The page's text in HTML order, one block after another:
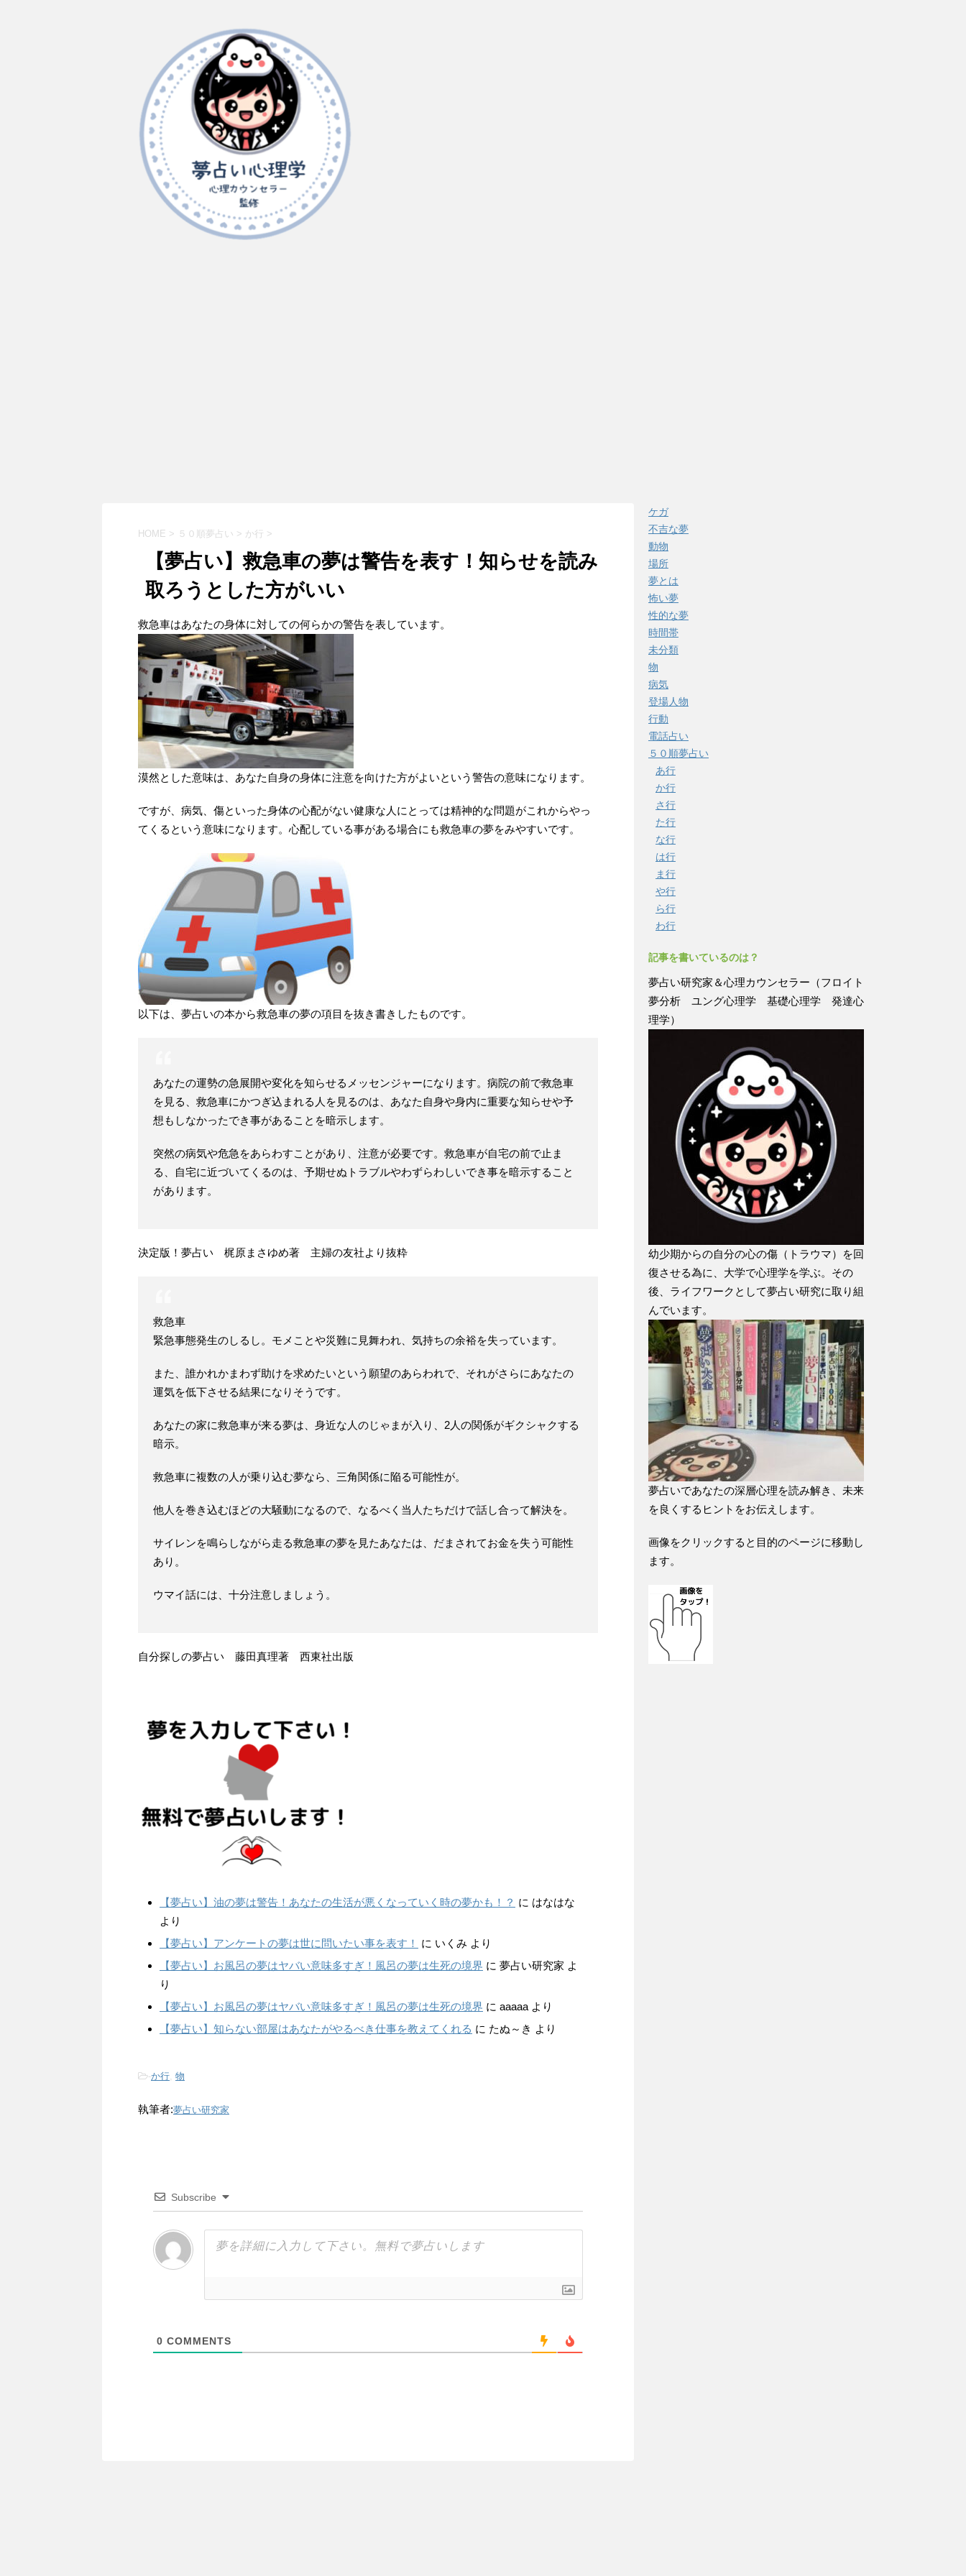
HOME > ５０順夢占い > か行 >
【夢占い】救急車の夢は警告を表す！知らせを読み
取ろうとした方がいい
救急車はあなたの身体に対しての何らかの警告を表しています。
漠然とした意味は、あなた自身の身体に注意を向けた方がよいという警告の意味になります。
ですが、病気、傷といった身体の心配がない健康な人にとっては精神的な問題がこれからやっ
てくるという意味になります。心配している事がある場合にも救急車の夢をみやすいです。
以下は、夢占いの本から救急車の夢の項目を抜き書きしたものです。
あなたの運勢の急展開や変化を知らせるメッセンジャーになります。病院の前で救急車
を見る、救急車にかつぎ込まれる人を見るのは、あなた自身や身内に重要な知らせや予
想もしなかったでき事があることを暗示します。
突然の病気や危急をあらわすことがあり、注意が必要です。救急車が自宅の前で止ま
る、自宅に近づいてくるのは、予期せぬトラブルやわずらわしいでき事を暗示すること
があります。
決定版！夢占い 梶原まさゆめ著 主婦の友社より抜粋
救急車
緊急事態発生のしるし。モメことや災難に見舞われ、気持ちの余裕を失っています。
また、誰かれかまわず助けを求めたいという願望のあらわれで、それがさらにあなたの
運気を低下させる結果になりそうです。
あなたの家に救急車が来る夢は、身近な人のじゃまが入り、2人の関係がギクシャクする
暗示。
救急車に複数の人が乗り込む夢なら、三角関係に陥る可能性が。
他人を巻き込むほどの大騒動になるので、なるべく当人たちだけで話し合って解決を。
サイレンを鳴らしながら走る救急車の夢を見たあなたは、だまされてお金を失う可能性
あり。
ウマイ話には、十分注意しましょう。
自分探しの夢占い 藤田真理著 西東社出版
【夢占い】油の夢は警告！あなたの生活が悪くなっていく時の夢かも！？ に はなはな
より
【夢占い】アンケートの夢は世に問いたい事を表す！
に いくみ より
【夢占い】お風呂の夢はヤバい意味多すぎ！風呂の夢は生死の境界 に 夢占い研究家 よ
り
【夢占い】お風呂の夢はヤバい意味多すぎ！風呂の夢は生死の境界 に aaaaa より
【夢占い】知らない部屋はあなたがやるべき仕事を教えてくれる に たぬ～き より
-か行, 物
執筆者:夢占い研究家
Subscribe
0 COMMENTS
ケガ
不吉な夢
動物
場所
夢とは
怖い夢
性的な夢
時間帯
未分類
物
病気
登場人物
行動
電話占い
５０順夢占い
あ行
か行
さ行
た行
な行
は行
ま行
や行
ら行
わ行
記事を書いているのは？
夢占い研究家＆心理カウンセラー（フロイト
夢分析 ユング心理学 基礎心理学 発達心
理学）
幼少期からの自分の心の傷（トラウマ）を回
復させる為に、大学で心理学を学ぶ。その
後、ライフワークとして夢占い研究に取り組
んでいます。
夢占いであなたの深層心理を読み解き、未来
を良くするヒントをお伝えします。
画像をクリックすると目的のページに移動し
ます。